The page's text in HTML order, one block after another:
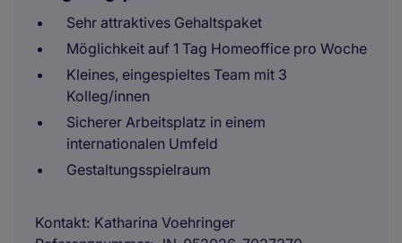
Sehr attraktives Gehaltspaket
Möglichkeit auf 1 Tag Homeoffice pro Woche
Kleines, eingespieltes Team mit 3
Kolleg/innen
Sicherer Arbeitsplatz in einem
internationalen Umfeld
Gestaltungsspielraum
Kontakt Katharina Voehringer